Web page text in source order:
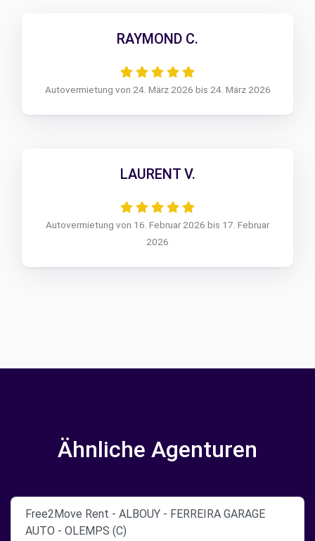
RAYMOND C.
Autovermietung von 24. März 2026 bis 24. März 2026
LAURENT V.
Autovermietung von 16. Februar 2026 bis 17. Februar
2026
Ähnliche Agenturen
Free2Move Rent - ALBOUY - FERREIRA GARAGE
AUTO - OLEMPS (C)